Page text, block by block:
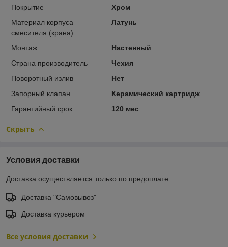
Покрытие
Хром
Материал корпуса
смесителя (крана)
Латунь
Монтаж
Настенный
Страна производитель
Чехия
Поворотный излив
Нет
Запорный клапан
Керамический картридж
Гарантийный срок
120 мес
Скрыть
Условия доставки
Доставка осуществляется только по предоплате.
Доставка "Самовывоз"
Доставка курьером
Все условия доставки